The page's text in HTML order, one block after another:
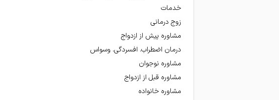
حتما در آینده برای مسائل مختلف بهشون مراجعه میکنم
خوب بود راضی بودیم
من چندین بار از دکتر سلیمانی مشاوره گرفتم
خدمات
زوج درمانی
مشاوره پیش از ازدواج
درمان اضطراب. افسردگی. وسواس
مشاوره نوجوان
مشاوره قبل از ازدواج
مشاوره خانواده